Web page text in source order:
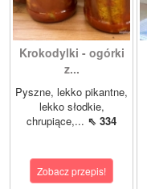
Krokodylki - ogórki
z...
Pyszne, lekko pikantne,
lekko słodkie,
chrupiące,... ⇖ 334
Zobacz przepis!